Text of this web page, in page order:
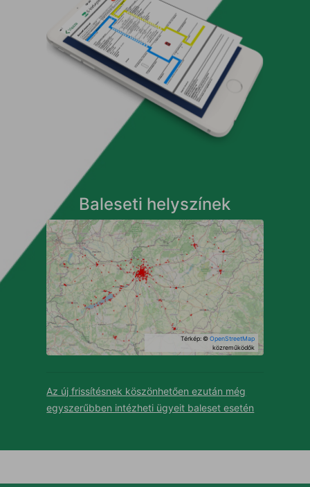
Baleseti helyszínek
Térkép: ©OpenStreetMap
közreműködők
Az új frissítésnek köszönhetően ezután még
egyszerűbben intézheti ügyeit baleset esetén